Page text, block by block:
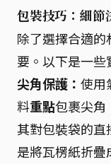
包裝技巧：細節
除了選擇合適
要。以下是一些
尖角保護： 使用
料重點包裹尖角
其對包裝袋的
是將瓦楞紙折疊